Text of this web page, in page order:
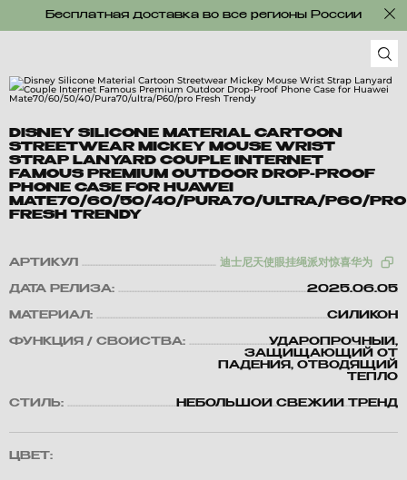
Бесплатная доставка во все регионы России
DISNEY SILICONE MATERIAL CARTOON
STREETWEAR MICKEY MOUSE WRIST
STRAP LANYARD COUPLE INTERNET
FAMOUS PREMIUM OUTDOOR DROP-PROOF
PHONE CASE FOR HUAWEI
MATE70/60/50/40/PURA70/ULTRA/P60/PRO
FRESH TRENDY
АРТИКУЛ 迪士尼天使眼挂绳派对惊喜华为
ДАТА РЕЛИЗА: 2025.06.05
МАТЕРИАЛ: СИЛИКОН
ФУНКЦИЯ / СВОЙСТВА:
УДАРОПРОЧНЫЙ,
ЗАЩИЩАЮЩИЙ ОТ
ПАДЕНИЯ, ОТВОДЯЩИЙ
ТЕПЛО
СТИЛЬ: НЕБОЛЬШОЙ СВЕЖИЙ ТРЕНД
ЦВЕТ: